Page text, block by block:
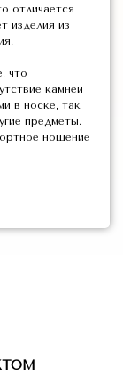
отличается
изделия из
что
камней
в носке, так
предметы.
ношение